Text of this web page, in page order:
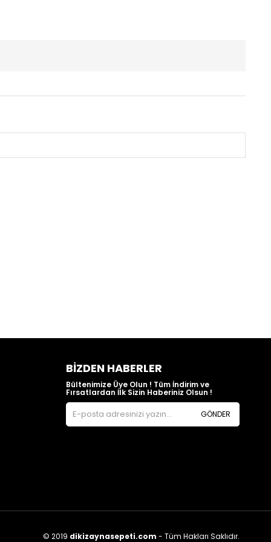
BIZDEN HABERLER
Bültenimize Üye Olun ! Tüm İndirim ve
Fırsatlardan İlk Sizin Haberiniz Olsun !
GÖNDER
© 2019 dikizaynasepeti.com - Tüm Hakları Saklıdır.